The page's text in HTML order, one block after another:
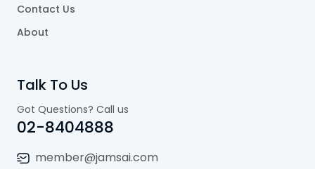
Contact Us
About
Talk To Us
Got Questions? Call us
02-8404888
member@jamsai.com